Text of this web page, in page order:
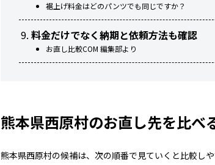
裾上げ料金はどのパンツでも同じですか？
料金だけでなく納期と依頼方法も確認
お直し比較COM 編集部より
熊本県西原村のお直し先を比べ
熊本県西原村の候補は、次の順番で見ていくと比較しや